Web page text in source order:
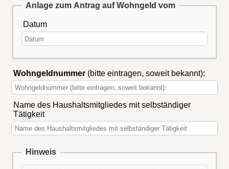
Anlage zum Antrag auf Wohngeld vom
Datum
Wohngeldnummer(bitte eintragen, soweit bekannt):
Name des Haushaltsmitgliedes mit selbständiger
Tätigkeit
Hinweis